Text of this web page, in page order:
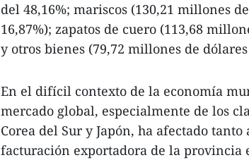
del 48,16%; mariscos (130,21 millones
16,87%); zapatos de cuero (113,68
y otros bienes (79,72 millones de
En el difícil contexto de la economía
mercado global, especialmente de los
Corea del Sur y Japón, ha afectado
facturación exportadora de la provincia